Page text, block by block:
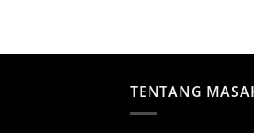
TENTANG